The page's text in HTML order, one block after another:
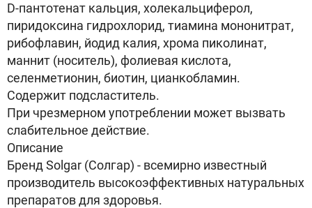
D-пантотенат кальция, холекальциферол,
пиридоксина гидрохлорид, тиамина мононитрат,
рибофлавин, йодид калия, хрома пиколинат,
маннит (носитель), фолиевая кислота,
селенметионин, биотин, цианкобламин.
Содержит подсластитель.
При чрезмерном употреблении может вызвать
слабительное действие.
Описание
Бренд Solgar (Солгар) - всемирно известный
производитель высокоэффективных натуральных
препаратов для здоровья.